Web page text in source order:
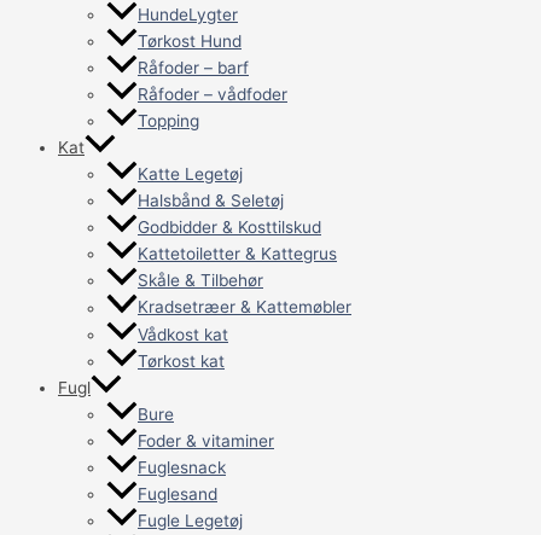
HundeLygter
Tørkost Hund
Råfoder – barf
Råfoder – vådfoder
Topping
Kat
Katte Legetøj
Halsbånd & Seletøj
Godbidder & Kosttilskud
Kattetoiletter & Kattegrus
Skåle & Tilbehør
Kradsetræer & Kattemøbler
Vådkost kat
Tørkost kat
Fugl
Bure
Foder & vitaminer
Fuglesnack
Fuglesand
Fugle Legetøj